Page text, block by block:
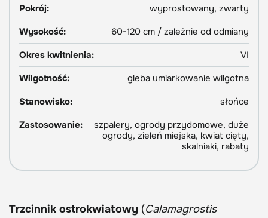
Pokrój:
wyprostowany, zwarty
Wysokość:
60-120 cm / zależnie od odmiany
Okres kwitnienia:
VI
Wilgotność:
gleba umiarkowanie wilgotna
Stanowisko:
słońce
Zastosowanie:
szpalery, ogrody przydomowe, duże
ogrody, zieleń miejska, kwiat cięty,
skalniaki, rabaty
Trzcinnik ostrokwiatowy (Calamagrostis